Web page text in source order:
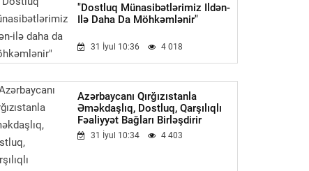
"Dostluq Münasibətlərimiz Ildən-
Ilə Daha Da Möhkəmlənir"
31 İyul 10:36 4 018
Azərbaycanı Qırğızıstanla
Əməkdaşlıq, Dostluq, Qarşılıqlı
Fəaliyyət Bağları Birləşdirir
31 İyul 10:34 4 403